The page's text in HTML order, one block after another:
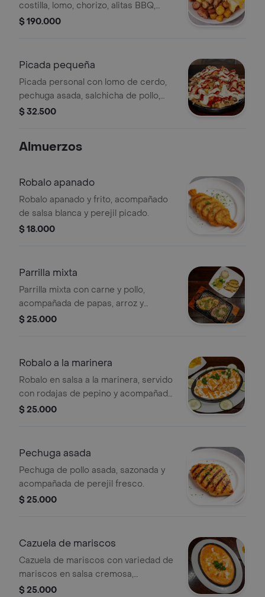
costilla, lomo, chorizo, alitas BBQ,
pechuga, salchicha, maduro, queso
$ 190.000
Picada pequeña
Picada personal con lomo de cerdo,
pechuga asada, salchicha de pollo,
chorizo de la casa, papas a la
$ 32.500
Almuerzos
Robalo apanado
Robalo apanado y frito, acompañado
de salsa blanca y perejil picado.
$ 18.000
Parrilla mixta
Parrilla mixta con carne y pollo,
acompañada de papas, arroz y
ensalada. Incluye gaseosa pet de
$ 25.000
Robalo a la marinera
Robalo en salsa a la marinera, servido
con rodajas de pepino y acompañado
de gaseosa pet de 250ml.
$ 25.000
Pechuga asada
Pechuga de pollo asada, sazonada y
acompañada de perejil fresco.
$ 25.000
Cazuela de mariscos
Cazuela de mariscos con variedad de
mariscos en salsa cremosa,
acompañada de gaseosa pet de
$ 25.000